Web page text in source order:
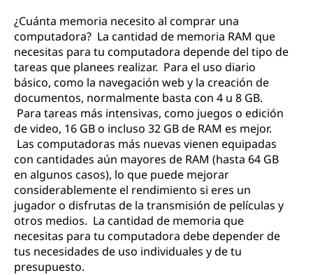
¿Cuánta memoria necesito al comprar una
computadora? La cantidad de memoria RAM que
necesitas para tu computadora depende del tipo de
tareas que planees realizar. Para el uso diario
básico, como la navegación web y la creación de
documentos, normalmente basta con 4 u 8 GB.
Para tareas más intensivas, como juegos o edición
de video, 16 GB o incluso 32 GB de RAM es mejor.
Las computadoras más nuevas vienen equipadas
con cantidades aún mayores de RAM (hasta 64 GB
en algunos casos), lo que puede mejorar
considerablemente el rendimiento si eres un
jugador o disfrutas de la transmisión de películas y
otros medios. La cantidad de memoria que
necesitas para tu computadora debe depender de
tus necesidades de uso individuales y de tu
presupuesto.